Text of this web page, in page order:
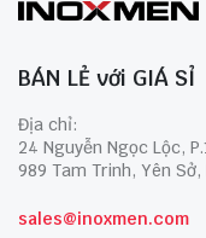
BÁN LẺ với GIÁ SỈ
Địa chỉ:
24 Nguyễn Ngọc Lộc,
989 Tam Trinh, Yên
sales@inoxmen.com